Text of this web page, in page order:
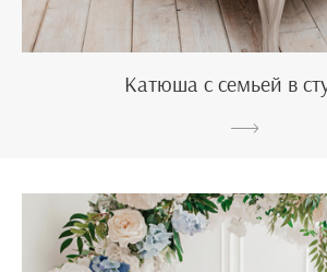
Катюша с семьей в